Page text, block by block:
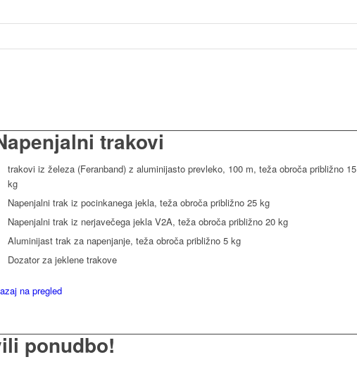
trakovi
trakovi iz železa (Feranband) z aluminijasto prevleko, 100 m, teža obroča približno 15
kg
Napenjalni trak iz pocinkanega jekla, teža obroča približno 25 kg
Napenjalni trak iz nerjavečega jekla V2A, teža obroča približno 20 kg
Aluminijast trak za napenjanje, teža obroča približno 5 kg
Dozator za jeklene trakove
na pregled
ponudbo!